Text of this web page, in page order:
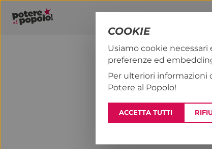
PAP!
COOKIE
Usiamo cookie necessari
preferenze ed
Per ulteriori informazioni
Potere al Popolo!
ACCETTA TUTTI